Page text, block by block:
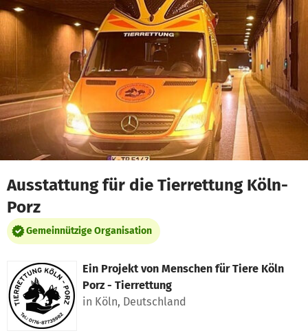
Zum Hauptinhalt springen
Erklärung zur Barrierefreiheit anzeigen
Ausstattung für die Tierrettung Köln-
Porz
Gemeinnützige Organisation
Ein Projekt von Menschen für Tiere Köln
Porz - Tierrettung
in Köln, Deutschland